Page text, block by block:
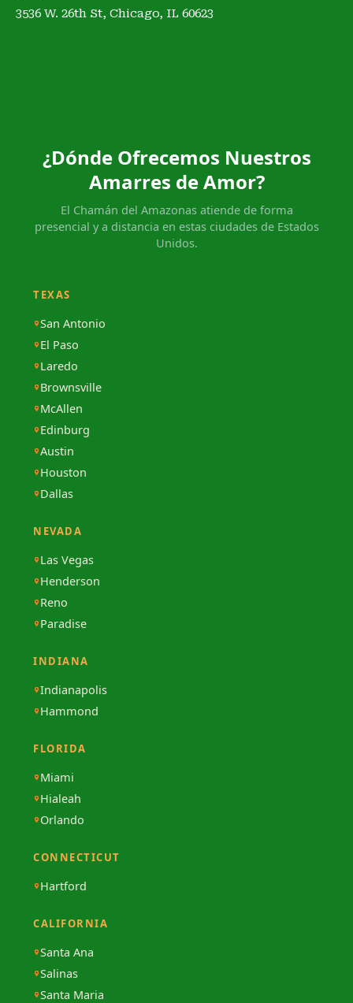
3536 W. 26th St, Chicago, IL 60623
¿Dónde Ofrecemos Nuestros
Amarres de Amor?
El Chamán del Amazonas atiende de forma
presencial y a distancia en estas ciudades de Estados
Unidos.
TEXAS
San Antonio
El Paso
Laredo
Brownsville
McAllen
Edinburg
Austin
Houston
Dallas
NEVADA
Las Vegas
Henderson
Reno
Paradise
INDIANA
Indianapolis
Hammond
FLORIDA
Miami
Hialeah
Orlando
CONNECTICUT
Hartford
CALIFORNIA
Santa Ana
Salinas
Santa Maria